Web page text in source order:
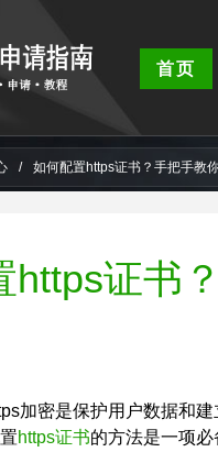
首页
/ 如何配置https证书？手把手教
https证书
加密是保护用户数据和
https证书的方法是一项